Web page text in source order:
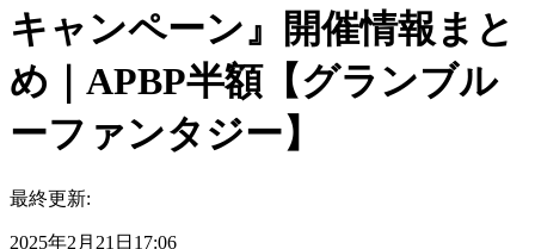
キャンペーン』開催情報まと
め｜APBP半額【グランブル
ーファンタジー】
最終更新:
2025年2月21日17:06